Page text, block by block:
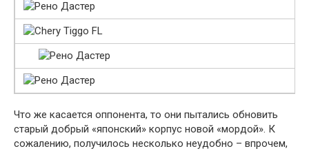
Что же касается оппонента, то они пытались обновить
старый добрый «японский» корпус новой «мордой». К
сожалению, получилось несколько неудобно – впрочем,